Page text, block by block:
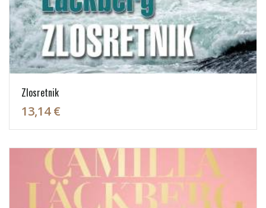
Zlosretnik
13,14 €